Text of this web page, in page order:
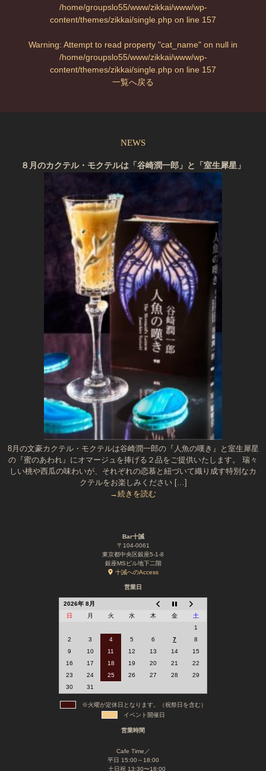
/home/groupslo55/www/zikkai/www/wp-
content/themes/zikkai/single.php on line 157
Warning: Attempt to read property "cat_name" on null in
/home/groupslo55/www/zikkai/www/wp-
content/themes/zikkai/single.php on line 157
一覧へ戻る
NEWS
８月のカクテル・モクテルは「谷崎潤一郎」と「室生犀星」
8月の文豪カクテル・モクテルは谷崎潤一郎の『人魚の嘆き』と室生犀星
の『蜜のあわれ』にオマージュを捧げる２品をご提供いたします。 瑞々
しい桃や西瓜の味わいが、それぞれの恋慕と紐づいて織り成す特別なカ
クテルをお楽しみください […]
→続きを読む
Bar十誡
〒104-0061
東京都中央区銀座5-1-8
銀座MSビル地下二階
十誡へのAccess
営業日
2026年 8月
日
月 火 水 木 金
土
1
2
3 4 5 6 7
8
9
10 11 12 13 14
15
16
17 18 19 20 21
22
23
24 25 26 27 28
29
30
31
※火曜が定休日となります。（祝祭日を含む）
イベント開催日
営業時間
Cafe Time／
平日 15:00～18:00
土日祝 13:30〜18:00